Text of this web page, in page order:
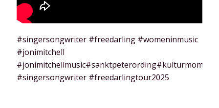
#singersongwriter#freedarling#womeninmusic
#jonimitchell
#jonimitchellmusic#sanktpeterording
#singersongwriter#freedarlingtour2025